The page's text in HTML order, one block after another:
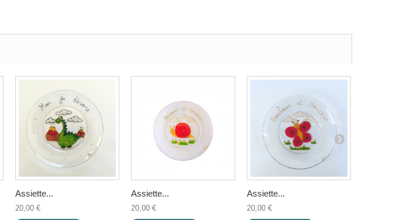
Assiette...
20,00 €
Assiette...
20,00 €
Assiette...
20,00 €